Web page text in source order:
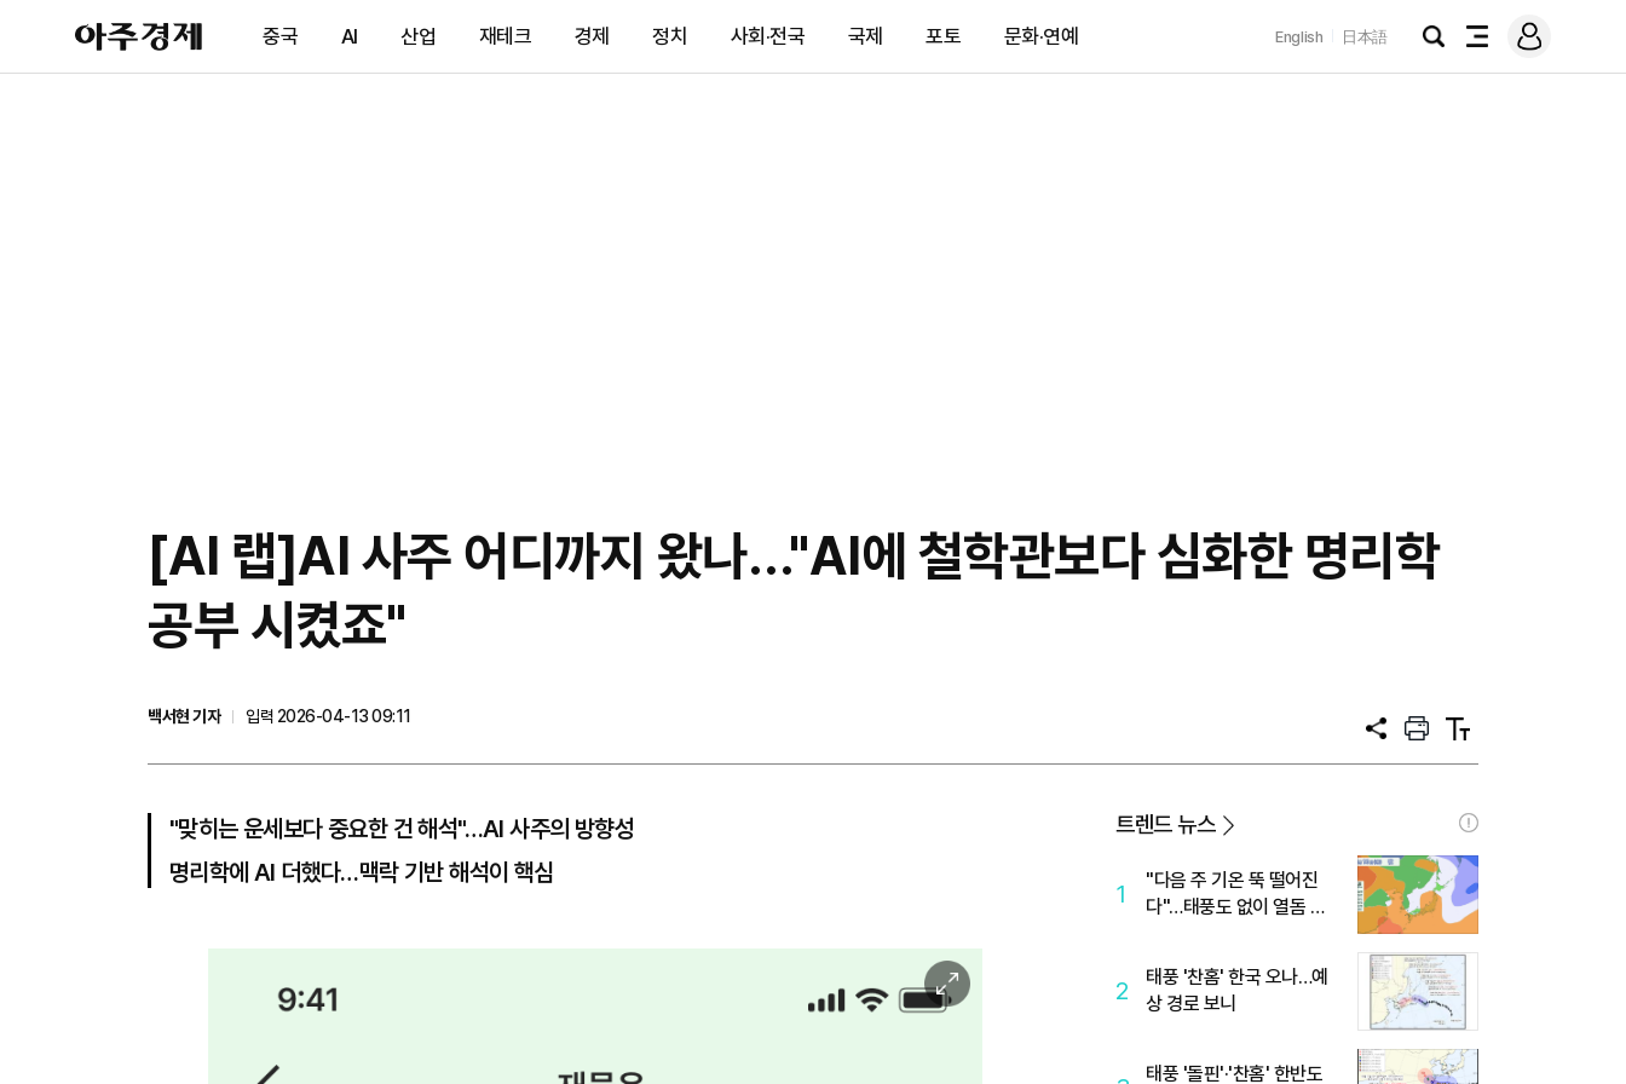
아
주
제
중국 AI 산업 재테크 경제 정치 사회·전국 국제 포토 문화·연예 English 日本語
검
전
메
그
[AI 랩]AI 사주 어디까지 왔나…"AI에 철학관보다 심화한 명리학
공부 시켰죠"
백서현 기자
입력 2026-04-13 09:11
공
프
트
텍
트
"맞히는 운세보다 중요한 건 해석"…AI 사주의 방향성
명리학에 AI 더했다…맥락 기반 해석이 핵심
이
미
트렌드 뉴스
1
"다음 주 기온 뚝 떨어진
다"…태풍도 없이 열돔 박
2
태풍 '찬홈' 한국 오나…예
상 경로 보니
태풍 '돌핀'·'찬홈' 한반도